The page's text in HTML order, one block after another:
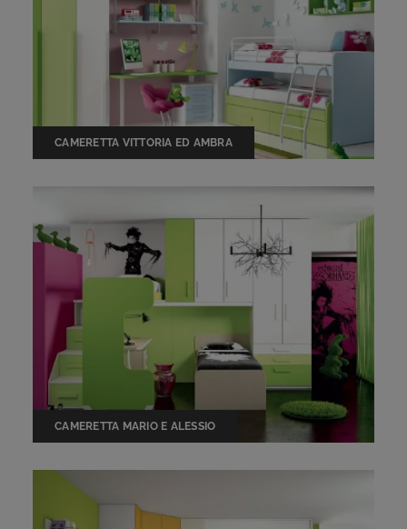
CAMERETTA VITTORIA ED AMBRA
CAMERETTA MARIO E ALESSIO